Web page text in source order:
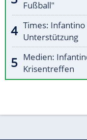
Fußball"
Times:
Unterstützung
Medien:
Krisentreffen